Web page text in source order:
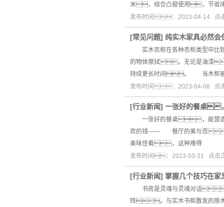
米，结合凸窗使用，节
发布时间：2023-04-14 点
[常见问题] 纯实木家具必然会
实木衣柜在各种衣柜类型中
的物体擦拭。无论是油漆
持续更长时间。 当木柜
发布时间：2023-04-08 点
[行业新闻] 一张好的餐桌
一张好的餐桌，能营造
欢的钱—— 餐厅的美与否
美味佳肴，这种难得
发布时间：2023-03-31 点击
[行业新闻] 掌握几个技巧在家
书房是灵魂与灵魂对话
阵。与实木书柜散发的